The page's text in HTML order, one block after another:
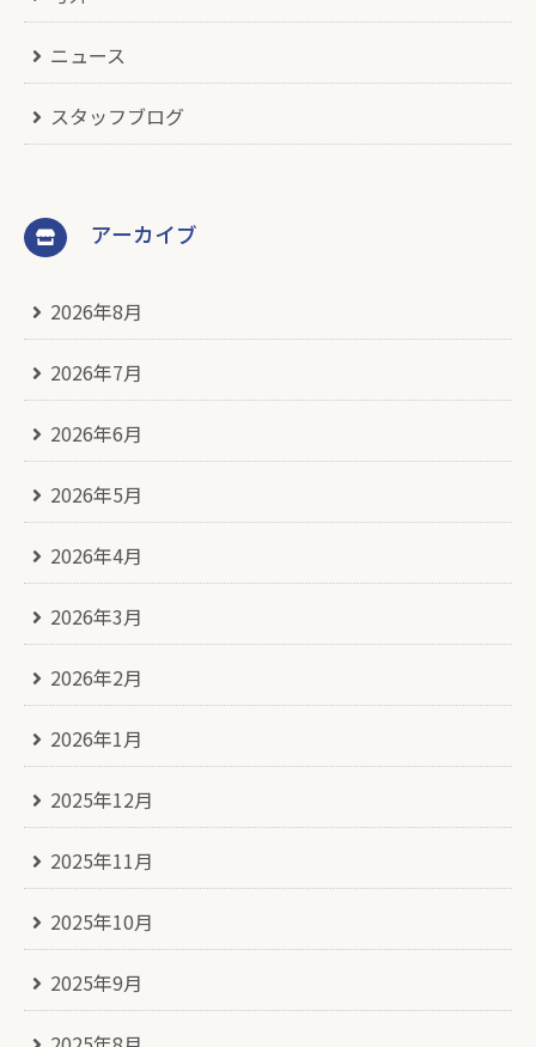
ニュース
スタッフブログ
アーカイブ
2026年8月
2026年7月
2026年6月
2026年5月
2026年4月
2026年3月
2026年2月
2026年1月
2025年12月
2025年11月
2025年10月
2025年9月